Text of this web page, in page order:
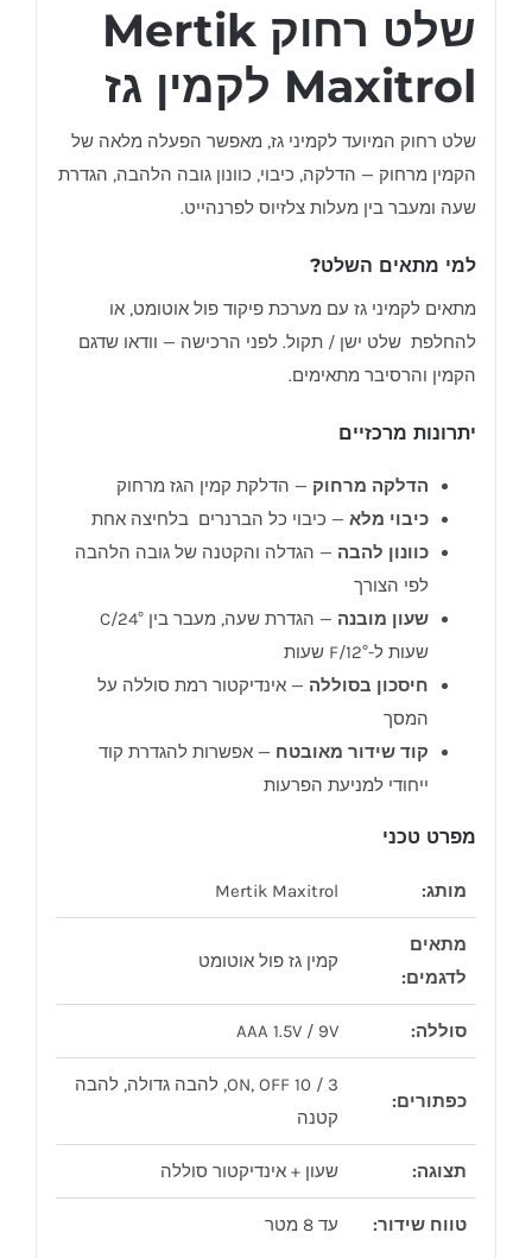
שלט רחוק Mertik
Maxitrol לקמין גז
שלט רחוק המיועד לקמיני גז, מאפשר הפעלה מלאה של
הקמין מרחוק — הדלקה, כיבוי, כוונון גובה הלהבה, הגדרת
שעה ומעבר בין מעלות צלזיוס לפרנהייט.
למי מתאים השלט?
מתאים לקמיני גז עם מערכת פיקוד פול אוטומט, או
להחלפת שלט ישן / תקול. לפני הרכישה — וודאו שדגם
הקמין והרסיבר מתאימים.
יתרונות מרכזיים
הדלקה מרחוק — הדלקת קמין הגז מרחוק
כיבוי מלא— כיבוי כל הברנרים בלחיצה אחת
כוונון להבה — הגדלה והקטנה של גובה הלהבה
לפי הצורך
שעון מובנה
— הגדרת שעה, מעבר בין °C/24
שעות ל-°F/12 שעות
חיסכון בסוללה — אינדיקטור רמת סוללה על
המסך
קוד שידור מאובטח — אפשרות להגדרת קוד
ייחודי למניעת הפרעות
מפרט טכני
מותג: Mertik Maxitrol
מתאים
לדגמים:
קמין גז פול אוטומט
סוללה: AAA 1.5V / 9V
כפתורים:
3 / 10 ON, OFF, להבה גדולה, להבה
קטנה
תצוגה: שעון + אינדיקטור סוללה
טווח שידור: עד 8 מטר